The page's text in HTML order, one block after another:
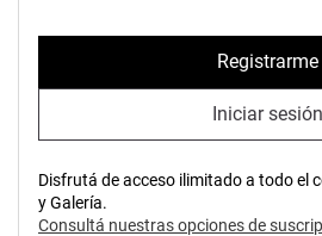
Registrarme
Iniciar sesión
Disfrutá de acceso ilimitado a todo el
y Galería.
Consultá nuestras opciones de